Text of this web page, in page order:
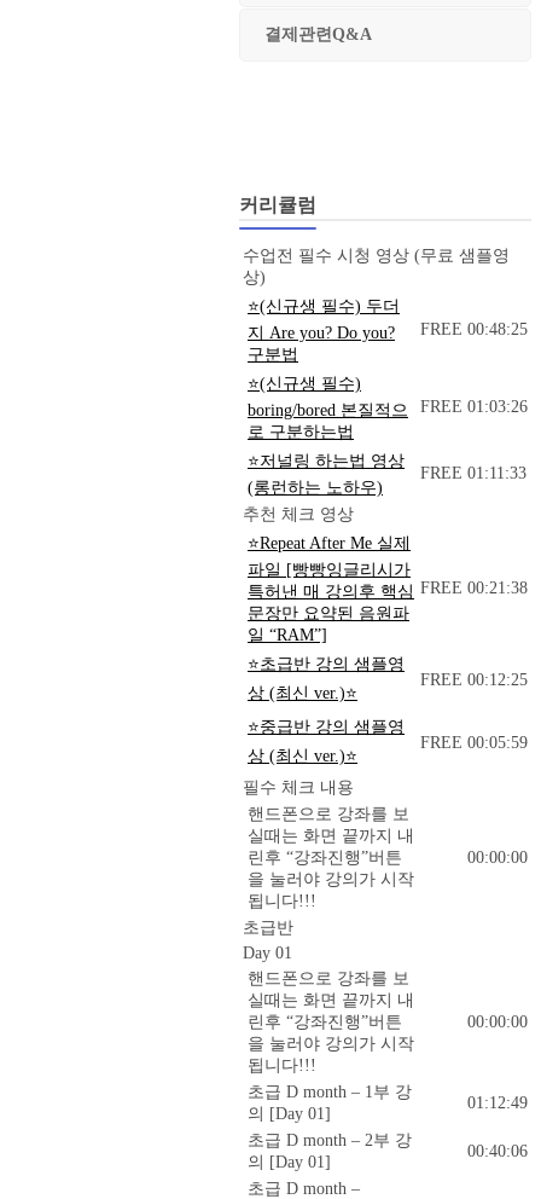
결제관련Q&A
커리큘럼
수업전 필수 시청 영상 (무료 샘플영
상)
⭐(신규생 필수) 두더
지 Are you? Do you?
구분법
FREE 00:48:25
⭐(신규생 필수)
boring/bored 본질적으
로 구분하는법
FREE 01:03:26
⭐저널링 하는법 영상
(롱런하는 노하우)
FREE 01:11:33
추천 체크 영상
⭐Repeat After Me 실제
파일 [빵빵잉글리시가
특허낸 매 강의후 핵심
문장만 요약된 음원파
일 “RAM”]
FREE 00:21:38
⭐초급반 강의 샘플영
상 (최신 ver.)⭐
FREE 00:12:25
⭐중급반 강의 샘플영
상 (최신 ver.)⭐
FREE 00:05:59
필수 체크 내용
핸드폰으로 강좌를 보
실때는 화면 끝까지 내
린후 “강좌진행”버튼
을 눌러야 강의가 시작
됩니다!!!
00:00:00
초급반
Day 01
핸드폰으로 강좌를 보
실때는 화면 끝까지 내
린후 “강좌진행”버튼
을 눌러야 강의가 시작
됩니다!!!
00:00:00
초급 D month – 1부 강
의 [Day 01]
01:12:49
초급 D month – 2부 강
의 [Day 01]
00:40:06
초급 D month –